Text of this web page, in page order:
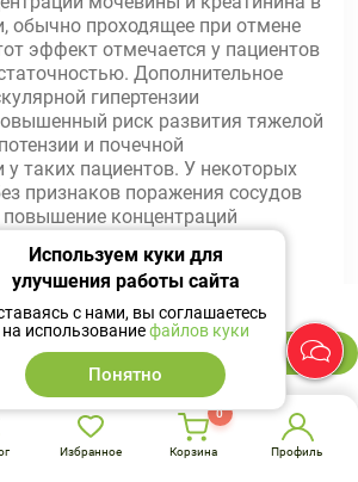
1 748 ₽
В корзину
обычно проходящее при отмене
эффект отмечается у пациентов
Дополнительное
гипертензии
риск развития тяжелой
и почечной
у таких пациентов. У некоторых
признаков поражения сосудов
концентраций
в сыворотке крови,
назначении
обычно незначительное
этот эффект отмечается у
нарушением функции
печени
на фоне приема ингибиторов АПФ
Избранное Корзина
0
Профиль
Используем куки для
улучшения работы сайта
с нами, вы соглашаетесь
на использованиефайлов куки
Понятно